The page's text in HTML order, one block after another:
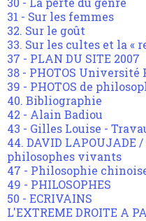
31 - Sur les femmes
32. Sur le goût
33. Sur les cultes et la «
37 - PLAN DU SITE 2007
38 - PHOTOS Université
39 - PHOTOS de
40. Bibliographie
42 - Alain Badiou
43 - Gilles Louise -
44. DAVID LAPOUJADE
philosophes vivants
47 - Philosophie
49 - PHILOSOPHES
50 - ECRIVAINS
L'EXTREME DROITE A